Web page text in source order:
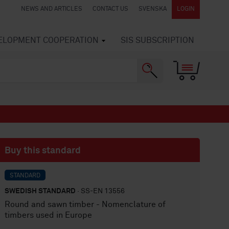
NEWS AND ARTICLES CONTACT US SVENSKA LOGIN
COOPERATION SIS SUBSCRIPTION
Buy this standard
STANDARD
SWEDISH STANDARD · SS-EN 13556
Round and sawn timber - Nomenclature of
timbers used in Europe